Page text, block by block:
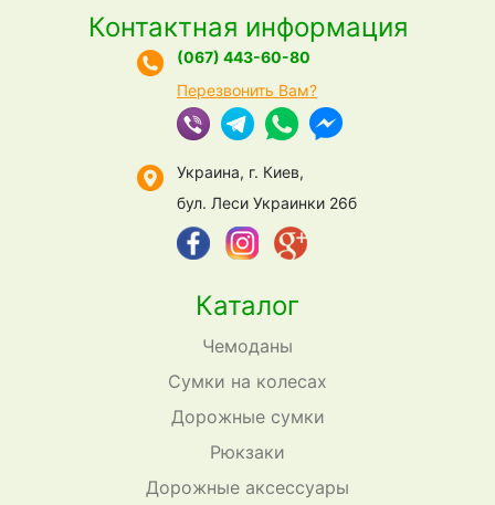
Каталог
Чемоданы
Сумки на колесах
Дорожные сумки
Рюкзаки
Дорожные аксессуары
Контактная информация
(067) 443-60-80
Перезвонить Вам?
Украина, г. Киев,
бул. Леси Украинки 26б